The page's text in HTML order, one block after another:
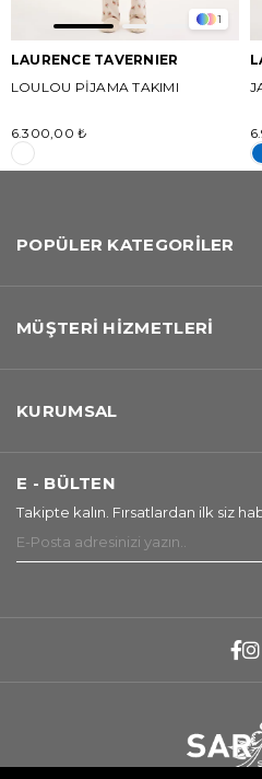
1
LAURENCE TAVERNIER
LOULOU PİJAMA TAKIMI
6.300,00 ₺
POPÜLER KATEGORİLER
MÜŞTERİ HİZMETLERİ
KURUMSAL
E - BÜLTEN
Takipte kalın. Fırsatlardan ilk siz